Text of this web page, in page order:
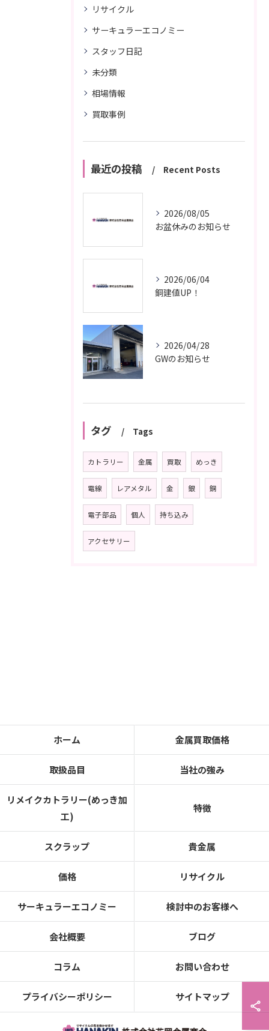
リサイクル
サーキュラーエコノミー
スタッフ日記
未分類
相場情報
買取事例
最近の投稿 Recent Posts
2026/08/05
お盆休みのお知らせ
2026/06/04
銅建値UP！
2026/04/28
GWのお知らせ
タグ Tags
カトラリー 金属 買取 めっき
電線 レアメタル 金 銀 銅
電子部品 個人 持ち込み
アクセサリー
ホーム 金属買取価格
取扱品目 当社の強み
リメイクカトラリー(めっき加
工)
特徴
スクラップ 貴金属
価格 リサイクル
サーキュラーエコノミー 検討中のお客様へ
会社概要 ブログ
コラム お問い合わせ
プライバシーポリシー サイトマップ